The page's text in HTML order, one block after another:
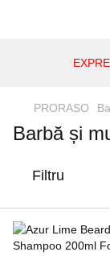
PRORASO
Barbă și
Filtru